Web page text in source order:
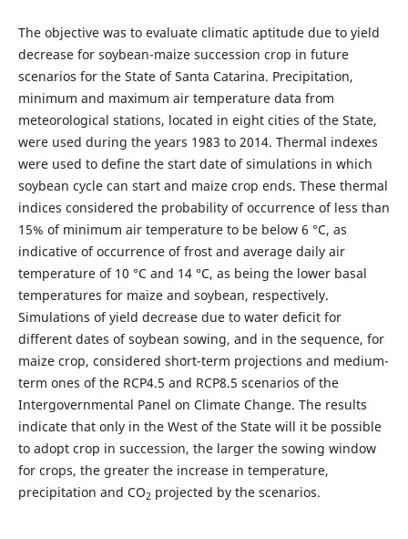
The objective was to evaluate climatic aptitude due to yield
decrease for soybean-maize succession crop in future
scenarios for the State of Santa Catarina. Precipitation,
minimum and maximum air temperature data from
meteorological stations, located in eight cities of the State,
were used during the years 1983 to 2014. Thermal indexes
were used to define the start date of simulations in which
soybean cycle can start and maize crop ends. These thermal
indices considered the probability of occurrence of less than
15% of minimum air temperature to be below 6 °C, as
indicative of occurrence of frost and average daily air
temperature of 10 °C and 14 °C, as being the lower basal
temperatures for maize and soybean, respectively.
Simulations of yield decrease due to water deficit for
different dates of soybean sowing, and in the sequence, for
maize crop, considered short-term projections and medium-
term ones of the RCP4.5 and RCP8.5 scenarios of the
Intergovernmental Panel on Climate Change. The results
indicate that only in the West of the State will it be possible
to adopt crop in succession, the larger the sowing window
for crops, the greater the increase in temperature,
precipitation and CO2 projected by the scenarios.